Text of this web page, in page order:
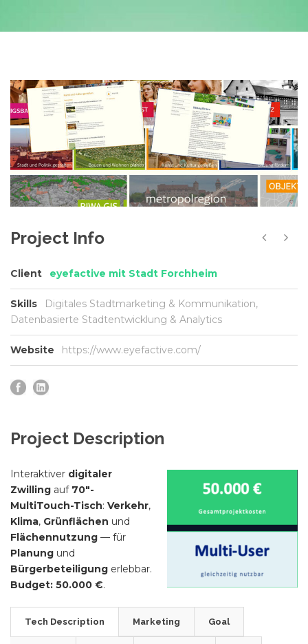
Project Info
Client eyefactive mit Stadt Forchheim
Skills
Digitales Stadtmarketing & Kommunikation,
Datenbasierte Stadtentwicklung & Analytics
Website https://www.eyefactive.com/
Project Description
Interaktiver digitaler
Zwilling auf 70″-
MultiTouch-Tisch: Verkehr,
Klima, Grünflächen und
Flächennutzung — für
Planung und
Bürgerbeteiligung erlebbar.
Budget: 50.000 €.
Tech Description Marketing Goal